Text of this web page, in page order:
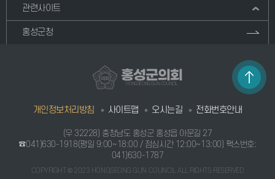
관련사이트
홍성군청
홍성군의회
HONGSEONG GUN COUNCIL
개인정보처리방침 사이트맵 오시는길 전화번호안내
(우 32228) 충청남도 홍성군 홍성읍 아문길 27
☎041)630-1918(평일 9:00~18:00 / 점심시간 12:00~13:00) 팩스번호:
041)630-1787
COPYRIGHT © 2023 HONGSEONG GUN COUNCIL ALL RIGHTS RESERVED